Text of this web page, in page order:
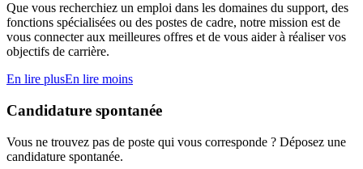
Que vous recherchiez un emploi dans les domaines du support, des
fonctions spécialisées ou des postes de cadre, notre mission est de
vous connecter aux meilleures offres et de vous aider à réaliser vos
objectifs de carrière.
En lire plusEn lire moins
Candidature spontanée
Vous ne trouvez pas de poste qui vous corresponde ? Déposez une
candidature spontanée.